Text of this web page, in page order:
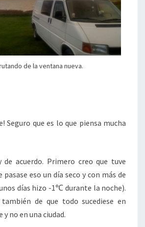
de la ventana nueva.
Seguro que es lo que piensa mucha
de acuerdo. Primero creo que tuve
pasase eso un día seco y con más de
días hizo -1℃ durante la noche).
también de que todo sucediese en
y no en una ciudad.